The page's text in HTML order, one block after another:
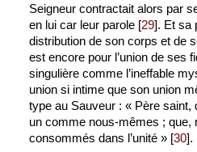
Seigneur contractait alors par
en lui car leur parole [29]. Et sa
distribution de son corps et de
est encore pour l’union de ses
singulière comme l’ineffable
union si intime que son union
type au Sauveur : « Père saint,
un comme nous-mêmes ; que,
consommés dans l’unité » [30].